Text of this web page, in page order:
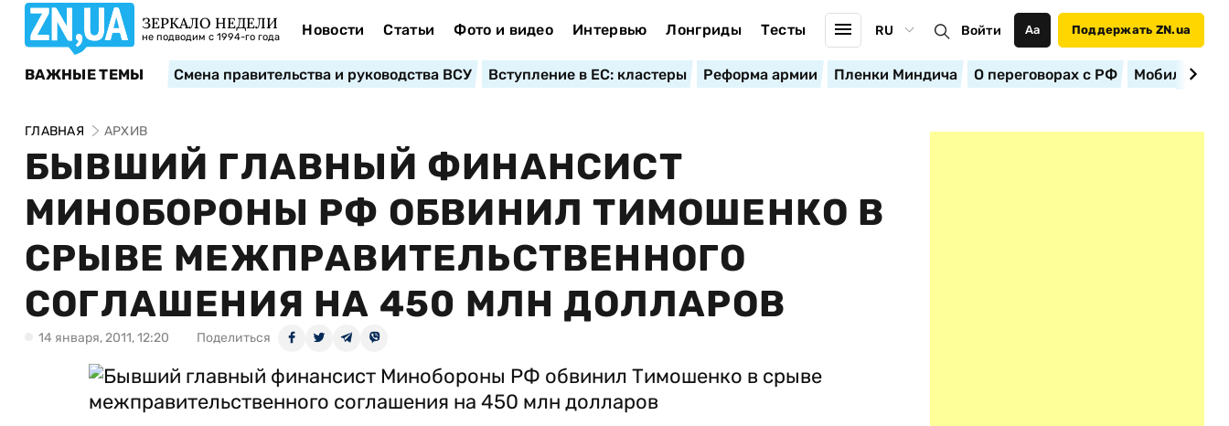
ЗЕРКАЛО НЕДЕЛИ
не подводим с 1994-го года Новости Статьи Фото и видео Интервью Лонгриды Тесты RU Войти Аа Поддержать ZN.ua
ВАЖНЫЕ ТЕМЫ Смена правительства и руководства ВСУ Вступление в ЕС: кластеры Реформа армии Пленки Миндича О переговорах с РФ
ГЛАВНАЯ АРХИВ
БЫВШИЙ ГЛАВНЫЙ ФИНАНСИСТ
МИНОБОРОНЫ РФ ОБВИНИЛ ТИМОШЕНКО В
СРЫВЕ МЕЖПРАВИТЕЛЬСТВЕННОГО
СОГЛАШЕНИЯ НА 450 МЛН ДОЛЛАРОВ
14 января, 2011, 12:20 Поделиться